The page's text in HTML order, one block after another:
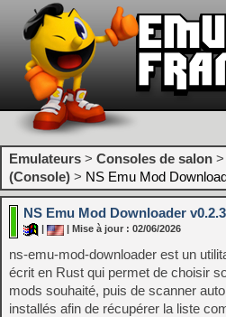
Emulateurs > Consoles de salon >
(Console) > NS Emu Mod
NS Emu Mod Downloader v0.2.3
| Mise à jour : 02/06/2026
ns-emu-mod-downloader est un
écrit en Rust qui permet de choisir
mods souhaité, puis de scanner
installés afin de récupérer la liste